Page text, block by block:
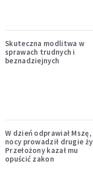
Skuteczna modlitwa w
sprawach trudnych i
beznadziejnych
W dzień odprawiał Mszę,
nocy prowadził drugie
Przełożony kazał mu
opuścić zakon